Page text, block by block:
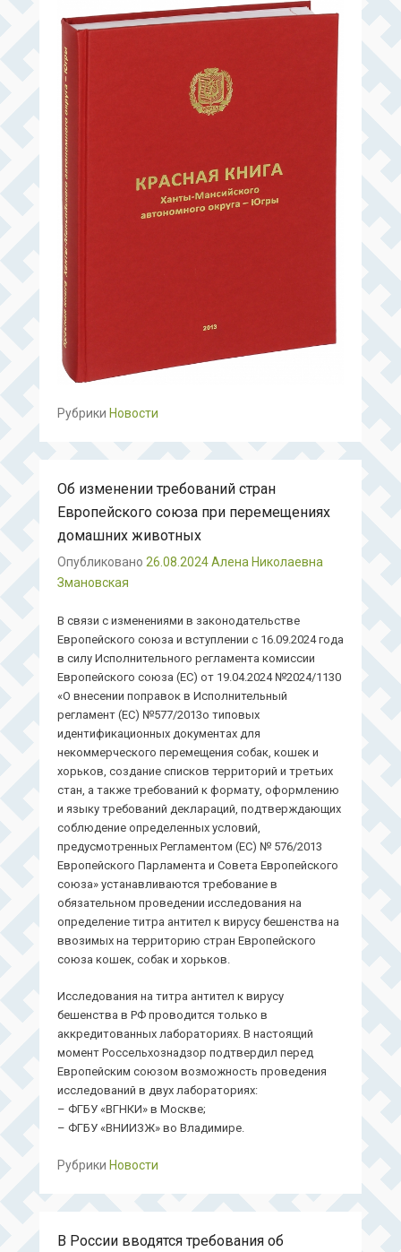
Рубрики Новости
Об изменении требований стран
Европейского союза при перемещениях
домашних животных
Опубликовано 26.08.2024Алена Николаевна
Змановская
В связи с изменениями в законодательстве
Европейского союза и вступлении с 16.09.2024 года
в силу Исполнительного регламента комиссии
Европейского союза (ЕС) от 19.04.2024 №2024/1130
«О внесении поправок в Исполнительный
регламент (ЕС) №577/2013о типовых
идентификационных документах для
некоммерческого перемещения собак, кошек и
хорьков, создание списков территорий и третьих
стан, а также требований к формату, оформлению
и языку требований деклараций, подтверждающих
соблюдение определенных условий,
предусмотренных Регламентом (ЕС) № 576/2013
Европейского Парламента и Совета Европейского
союза» устанавливаются требование в
обязательном проведении исследования на
определение титра антител к вирусу бешенства на
ввозимых на территорию стран Европейского
союза кошек, собак и хорьков.
Исследования на титра антител к вирусу
бешенства в РФ проводится только в
аккредитованных лабораториях. В настоящий
момент Россельхознадзор подтвердил перед
Европейским союзом возможность проведения
исследований в двух лабораториях:
– ФГБУ «ВГНКИ» в Москве;
– ФГБУ «ВНИИЗЖ» во Владимире.
Рубрики Новости
В России вводятся требования об